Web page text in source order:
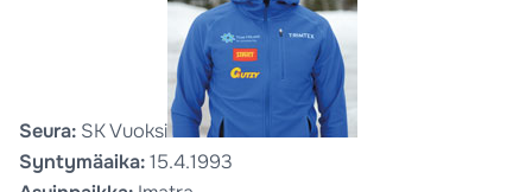
Seura: SK Vuoksi
Syntymäaika:15.4.1993